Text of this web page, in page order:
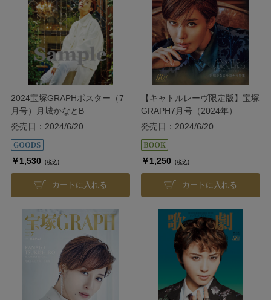
2024宝塚GRAPHポスター（7
月号）月城かなとB
発売日：2024/6/20
￥1,530 (税込)
カートに入れる
【キャトルレーヴ限定版】宝塚
GRAPH7月号（2024年）
発売日：2024/6/20
￥1,250 (税込)
カートに入れる